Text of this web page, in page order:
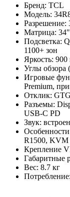
Бренд: TCL
Модель:
Разрешение:
Матрица:
Подсветка:
1100+ зон
Яркость:
Углы обзора
Игровые
Premium,
Отклик:
Разъемы:
USB-С PD
Звук:
R1500, KVM
Крепление
Габаритные
Вес: 8.7 кг